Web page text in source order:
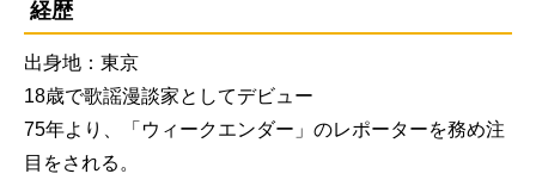
経歴
出身地：東京
18歳で歌謡漫談家としてデビュー
75年より、「ウィークエンダー」のレポーターを務め注
目をされる。